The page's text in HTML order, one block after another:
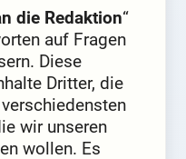
die Redaktion“
auf Fragen
Diese
Dritter, die
wir unseren
wollen. Es